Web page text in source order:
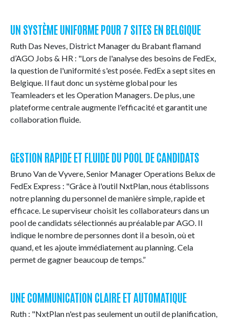
UN SYSTÈME UNIFORME POUR 7 SITES EN BELGIQUE
Ruth Das Neves, District Manager du Brabant flamand
d’AGO Jobs & HR : "Lors de l'analyse des besoins de FedEx,
la question de l'uniformité s'est posée. FedEx a sept sites en
Belgique. Il faut donc un système global pour les
Teamleaders et les Operation Managers. De plus, une
plateforme centrale augmente l'efficacité et garantit une
collaboration fluide.
GESTION RAPIDE ET FLUIDE DU POOL DE CANDIDATS
Bruno Van de Vyvere, Senior Manager Operations Belux de
FedEx Express : "Grâce à l'outil NxtPlan, nous établissons
notre planning du personnel de manière simple, rapide et
efficace. Le superviseur choisit les collaborateurs dans un
pool de candidats sélectionnés au préalable par AGO. Il
indique le nombre de personnes dont il a besoin, où et
quand, et les ajoute immédiatement au planning. Cela
permet de gagner beaucoup de temps.”
UNE COMMUNICATION CLAIRE ET AUTOMATIQUE
Ruth : "NxtPlan n'est pas seulement un outil de planification,